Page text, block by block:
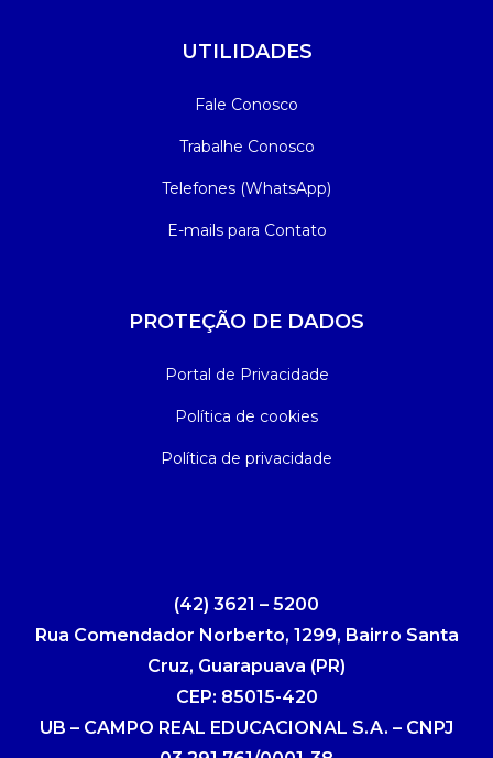
UTILIDADES
Fale Conosco
Trabalhe Conosco
Telefones (WhatsApp)
E-mails para Contato
PROTEÇÃO DE DADOS
Portal de Privacidade
Política de cookies
Política de privacidade
(42) 3621 – 5200
Rua Comendador Norberto, 1299, Bairro Santa
Cruz, Guarapuava (PR)
CEP: 85015-420
UB – CAMPO REAL EDUCACIONAL S.A. – CNPJ